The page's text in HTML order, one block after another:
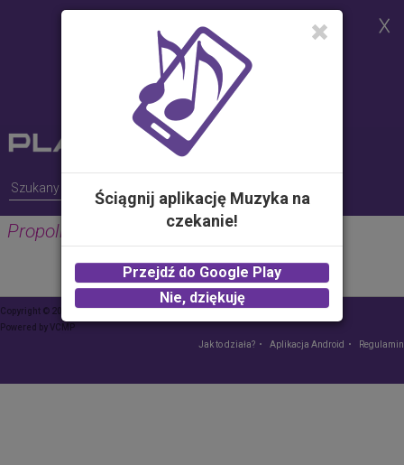
celu realizacji usług i zgodnie z
Polityką Plików Cookies.
Możesz określić warunki
przechowywania lub dostępu do
plików cookies w Twojej
przeglądarce
Propolis Media
Copyright © 2015 Play – wszelkie prawa zastrzeżone
Powered byVCMP
Jak to działa?
Aplikacja Android Regulamin
Ściągnij aplikację Muzyka na
czekanie!
Przejdź do Google Play
Nie, dziękuję